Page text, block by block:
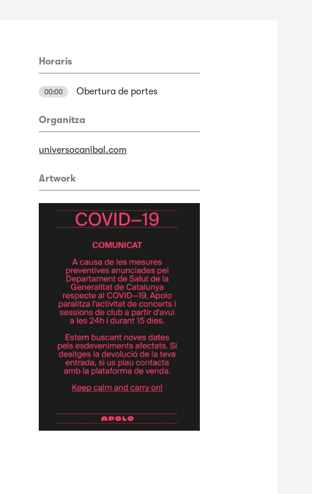
Horaris
00:00 Obertura de portes
Organitza
universocanibal.com
Artwork